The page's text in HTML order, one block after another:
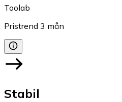
Toolab
Pristrend 3 mån
Stabil